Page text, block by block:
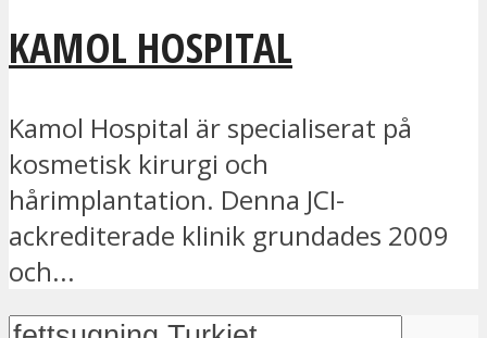
KAMOL HOSPITAL
Kamol Hospital är specialiserat på
kosmetisk kirurgi och
hårimplantation. Denna JCI-
ackrediterade klinik grundades 2009
och...